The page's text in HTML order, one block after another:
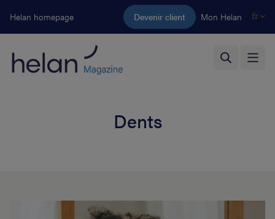
Aller au contenu principal
Helan homepage Devenir client Mon Helan fr
Dents